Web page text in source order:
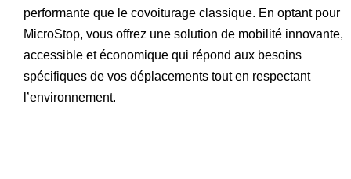
performante que le covoiturage classique. En optant pour
MicroStop, vous offrez une solution de mobilité innovante,
accessible et économique qui répond aux besoins
spécifiques de vos déplacements tout en respectant
l’environnement.